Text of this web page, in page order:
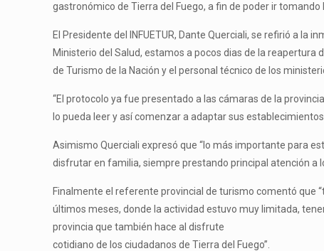
gastronómico de Tierra del Fuego, a fin de poder ir
El Presidente del INFUETUR, Dante Querciali, se refirió a la
Ministerio del Salud, estamos a pocos dias de la
de Turismo de la Nación y el personal técnico de los
“El protocolo ya fue presentado a las cámaras de la
lo pueda leer y así comenzar a adaptar sus
Asimismo Querciali expresó que “lo más importante para
disfrutar en familia, siempre prestando principal atención a
Finalmente el referente provincial de turismo comentó que
últimos meses, donde la actividad estuvo muy limitada,
provincia que también hace al disfrute
cotidiano de los ciudadanos de Tierra del Fuego”.